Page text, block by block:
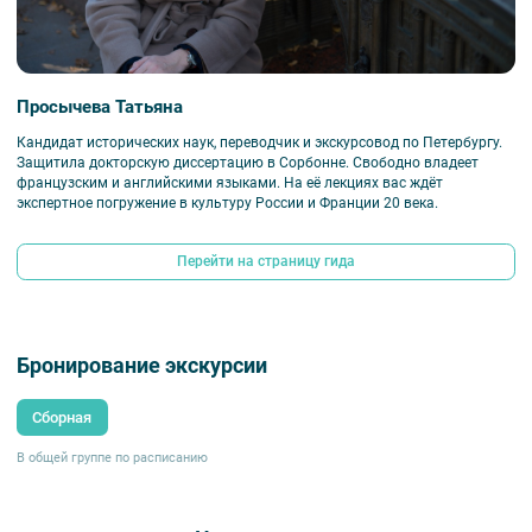
Внимание!Аннуляция возможна не позднее, чем за 72 часа до начала
мероприятия.
Просычева Татьяна
Кандидат исторических наук, переводчик и экскурсовод по Петербургу.
Защитила докторскую диссертацию в Сорбонне. Свободно владеет
французским и английскими языками. На её лекциях вас ждёт
экспертное погружение в культуру России и Франции 20 века.
Перейти на страницу гида
Бронирование экскурсии
Сборная
В общей группе по расписанию